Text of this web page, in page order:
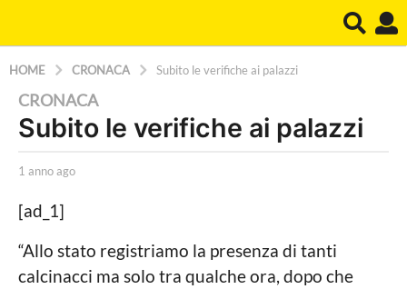
HOME CRONACA Subito le verifiche ai palazzi
1
a
n
o
a
g
o
CRONACA
Subito le verifiche ai palazzi
b
L
a
P
o
l
1 anno ago
a
g
[ad_1]
“Allo stato registriamo la presenza di tanti
calcinacci ma solo tra qualche ora, dopo che